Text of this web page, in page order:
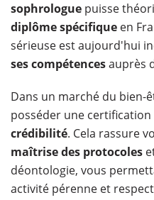
sophrologue puisse
diplôme spécifique en
sérieuse est aujourd'hui
ses compétencesauprès
Dans un marché du bien-
posséder une
crédibilité. Cela rassure
maîtrise des protocoles
déontologie, vous
activité pérenne et